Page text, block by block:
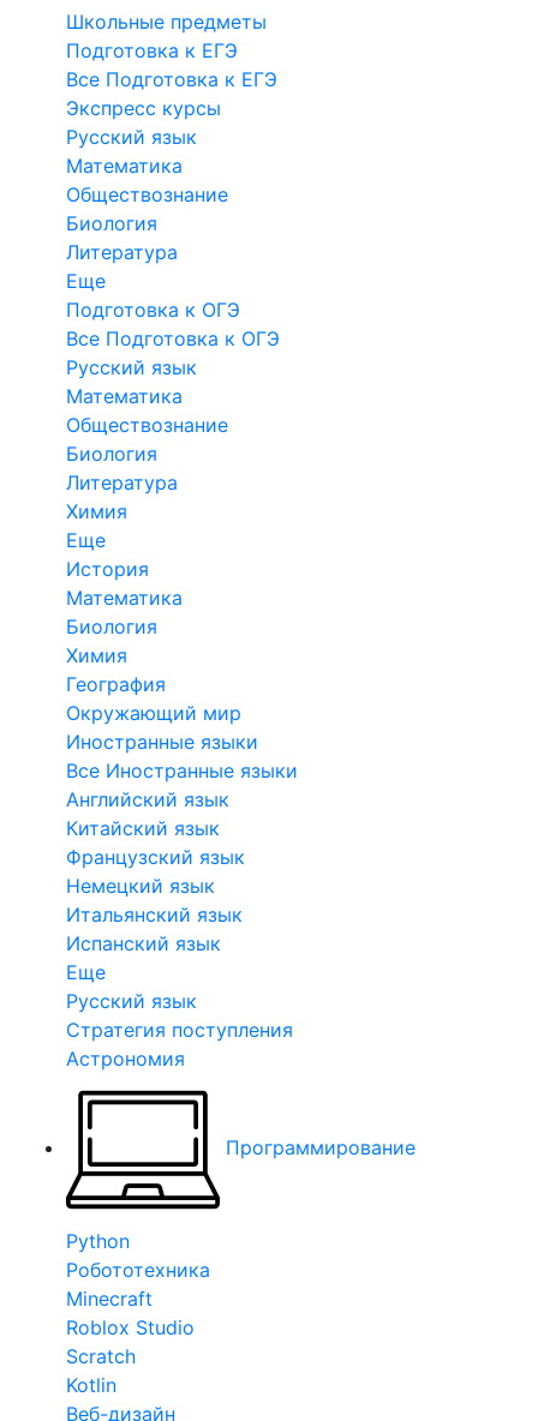
Школьные предметы
Подготовка к ЕГЭ
Все Подготовка к ЕГЭ
Экспресс курсы
Русский язык
Математика
Обществознание
Биология
Литература
Еще
Подготовка к ОГЭ
Все Подготовка к ОГЭ
Русский язык
Математика
Обществознание
Биология
Литература
Химия
Еще
История
Математика
Биология
Химия
География
Окружающий мир
Иностранные языки
Все Иностранные языки
Английский язык
Китайский язык
Французский язык
Немецкий язык
Итальянский язык
Испанский язык
Еще
Русский язык
Стратегия поступления
Астрономия
Программирование
Python
Робототехника
Minecraft
Roblox Studio
Scratch
Kotlin
Веб-дизайн